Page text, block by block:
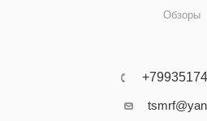
Обзоры